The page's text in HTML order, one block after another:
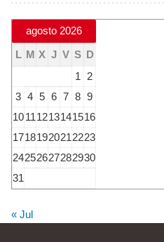
agosto 2026
L M X J V S D
1
2
3 4 5 6 7 8 9
10111213141516
17181920212223
24252627282930
31
« Jul